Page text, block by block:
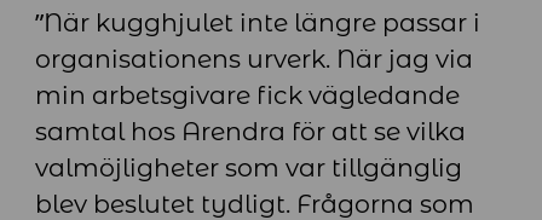
”När kugghjulet inte längre passar i
organisationens urverk. När jag via
min arbetsgivare fick vägledande
samtal hos Arendra för att se vilka
valmöjligheter som var tillgänglig
blev beslutet tydligt. Frågorna som